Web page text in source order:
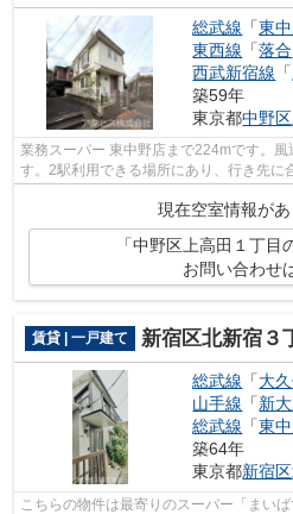
総武線 「東
東西線 「落合
西武新宿線 「
築59年
東京都中野区
業務スーパー 東中野店まで224mです。
す。2駅利用できる場所にあり、行き先に
現在空室情報があ
「中野区上高田１丁目
お問い合わせ
賃貸 | 一戸建て 新宿区北新宿３
総武線 「大
山手線 「新
総武線 「東
築64年
東京都新宿区
こちらの物件は最寄りのスーパー「まい